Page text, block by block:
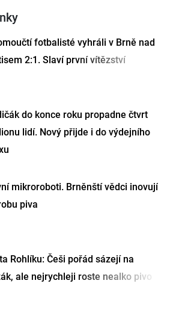
fotbalisté vyhráli v Brně nad
2:1. Slaví první vítězství
do konce roku propadne čtvrt
lidí. Nový přijde i do výdejního
mikroroboti. Brněnští vědci inovují
piva
Rohlíku: Češi pořád sázejí na
ale nejrychleji roste nealko pivo